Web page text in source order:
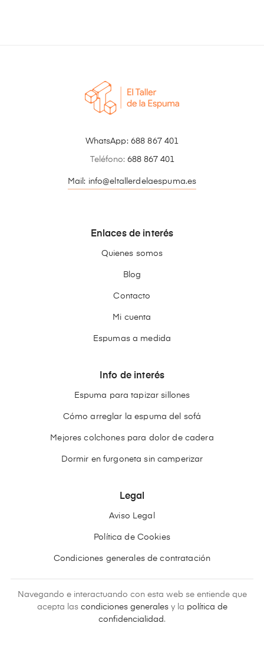
WhatsApp: 688 867 401
Teléfono: 688 867 401
Mail: info@eltallerdelaespuma.es
Enlaces de interés
Quienes somos
Blog
Contacto
Mi cuenta
Espumas a medida
Info de interés
Espuma para tapizar sillones
Cómo arreglar la espuma del sofá
Mejores colchones para dolor de cadera
Dormir en furgoneta sin camperizar
Legal
Aviso Legal
Política de Cookies
Condiciones generales de contratación
Navegando e interactuando con esta web se entiende que
acepta las condiciones generalesy la política de
confidencialidad .